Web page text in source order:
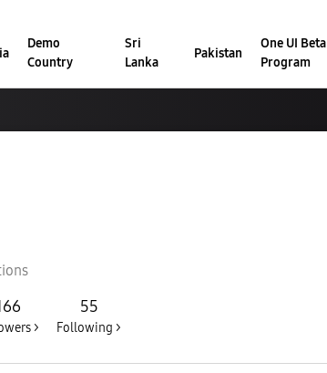
Demo
Country
Sri
Lanka
Pakistan
One UI Beta
Program
>
55
Following >